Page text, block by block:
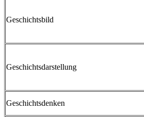
Geschichtsbild
Geschichtsdarstellung
Geschichtsdenken